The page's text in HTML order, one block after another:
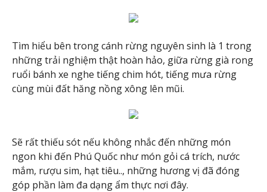
Tìm hiểu bên trong cánh rừng nguyên sinh là 1 trong
những trải nghiệm thật hoàn hảo, giữa rừng già rong
ruổi bánh xe nghe tiếng chim hót, tiếng mưa rừng
cùng mùi đất hăng nồng xông lên mũi.
Sẽ rất thiếu sót nếu không nhắc đến những món
ngon khi đến Phú Quốc như món gỏi cá trích, nước
mắm, rượu sim, hạt tiêu.., những hương vị đã đóng
góp phần làm đa dạng ẩm thực nơi đây.